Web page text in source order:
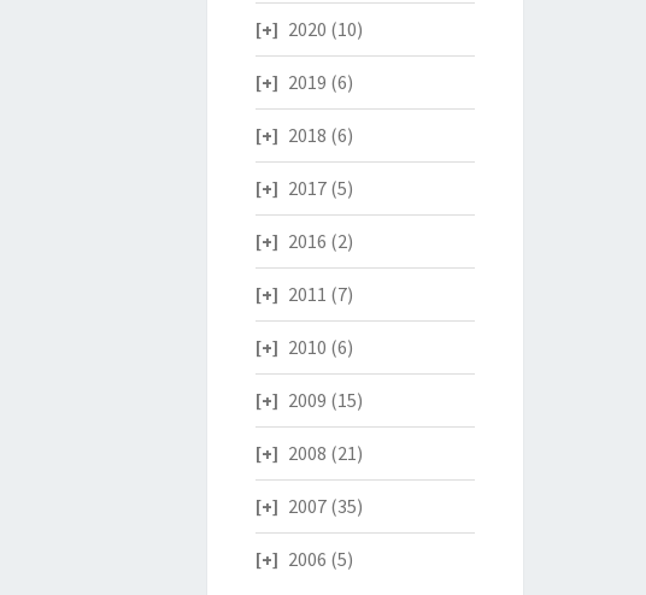
2020 (10)
2019 (6)
2018 (6)
2017(5)
2016 (2)
2011 (7)
2010 (6)
2009 (15)
2008 (21)
2007(35)
2006 (5)